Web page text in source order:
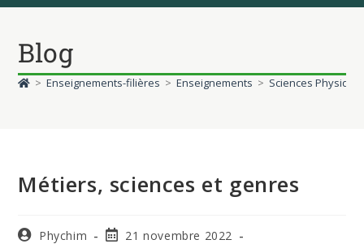
Blog
> Enseignements-filières > Enseignements > Sciences
Métiers, sciences et genres
Phychim
21 novembre 2022